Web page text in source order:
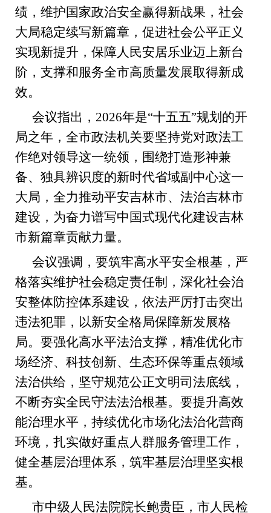
绩，维护国家政治安全赢得新战果，社会
大局稳定续写新篇章，促进社会公平正义
实现新提升，保障人民安居乐业迈上新台
阶，支撑和服务全市高质量发展取得新成
效。
会议指出，2026年是“十五五”规划的开
局之年，全市政法机关要坚持党对政法工
作绝对领导这一统领，围绕打造形神兼
备、独具辨识度的新时代省域副中心这一
大局，全力推动平安吉林市、法治吉林市
建设，为奋力谱写中国式现代化建设吉林
市新篇章贡献力量。
会议强调，要筑牢高水平安全根基，严
格落实维护社会稳定责任制，深化社会治
安整体防控体系建设，依法严厉打击突出
违法犯罪，以新安全格局保障新发展格
局。要强化高水平法治支撑，精准优化市
场经济、科技创新、生态环保等重点领域
法治供给，坚守规范公正文明司法底线，
不断夯实全民守法法治根基。要提升高效
能治理水平，持续优化市场化法治化营商
环境，扎实做好重点人群服务管理工作，
健全基层治理体系，筑牢基层治理坚实根
基。
市中级人民法院院长鲍贵臣，市人民检